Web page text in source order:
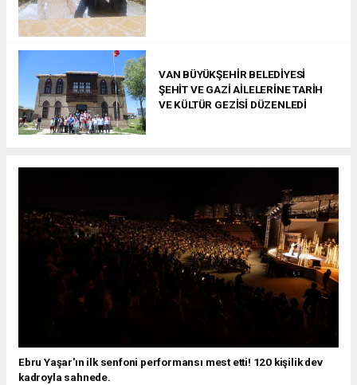
VAN BÜYÜKŞEHİR BELEDİYESİ
ŞEHİT VE GAZİ AİLELERİNE TARİH
VE KÜLTÜR GEZİSİ DÜZENLEDİ
Ebru Yaşar'ın ilk senfoni performansı mest etti! 120 kişilik dev
kadroyla sahnede.